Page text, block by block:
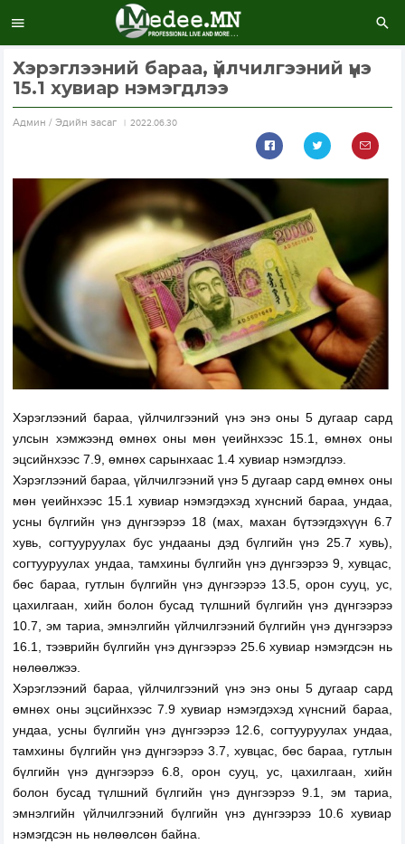
Хэрэглээний бараа, үйлчилгээний үнэ
15.1 хувиар нэмэгдлээ
Aдмин / Эдийн засаг 2022.06.30
Хэрэглээний бараа, үйлчилгээний үнэ энэ оны 5 дугаар сард
улсын хэмжээнд өмнөх оны мөн үеийнхээс 15.1, өмнөх оны
эцсийнхээс 7.9, өмнөх сарынхаас 1.4 хувиар нэмэгдлээ.
Хэрэглээний бараа, үйлчилгээний үнэ 5 дугаар сард өмнөх оны
мөн үеийнхээс 15.1 хувиар нэмэгдэхэд хүнсний бараа, ундаа,
усны бүлгийн үнэ дүнгээрээ 18 (мах, махан бүтээгдэхүүн 6.7
хувь, согтууруулах бус ундааны дэд бүлгийн үнэ 25.7 хувь),
согтууруулах ундаа, тамхины бүлгийн үнэ дүнгээрээ 9, хувцас,
бөс бараа, гутлын бүлгийн үнэ дүнгээрээ 13.5, орон сууц, ус,
цахилгаан, хийн болон бусад түлшний бүлгийн үнэ дүнгээрээ
10.7, эм тариа, эмнэлгийн үйлчилгээний бүлгийн үнэ дүнгээрээ
16.1, тээврийн бүлгийн үнэ дүнгээрээ 25.6 хувиар нэмэгдсэн нь
нөлөөлжээ.
Хэрэглээний бараа, үйлчилгээний үнэ энэ оны 5 дугаар сард
өмнөх оны эцсийнхээс 7.9 хувиар нэмэгдэхэд хүнсний бараа,
ундаа, усны бүлгийн үнэ дүнгээрээ 12.6, согтууруулах ундаа,
тамхины бүлгийн үнэ дүнгээрээ 3.7, хувцас, бөс бараа, гутлын
бүлгийн үнэ дүнгээрээ 6.8, орон сууц, ус, цахилгаан, хийн
болон бусад түлшний бүлгийн үнэ дүнгээрээ 9.1, эм тариа,
эмнэлгийн үйлчилгээний бүлгийн үнэ дүнгээрээ 10.6 хувиар
нэмэгдсэн нь нөлөөлсөн байна.